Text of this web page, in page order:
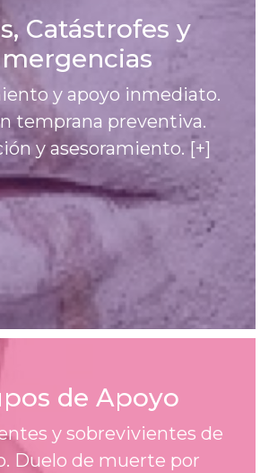
Catástrofes y
y apoyo inmediato.
temprana preventiva.
y asesoramiento. [+]
de Apoyo
y sobrevivientes de
Duelo de muerte por